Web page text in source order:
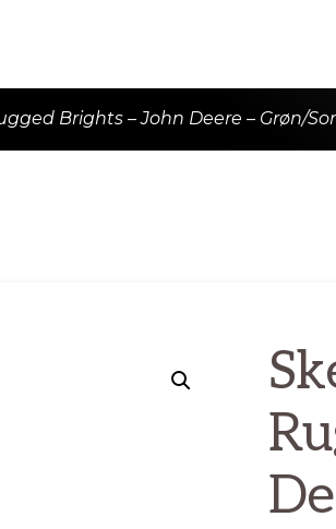
Brights – John Deere – Grøn/